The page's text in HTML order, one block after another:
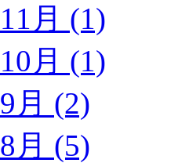
月 (1)
月 (1)
月 (2)
月 (5)